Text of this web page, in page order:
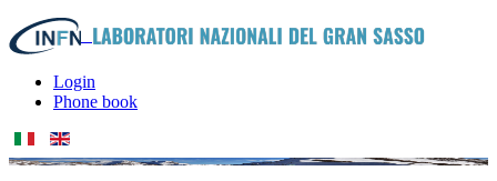
Login
Phone book